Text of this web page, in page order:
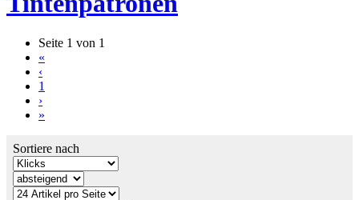
Seite 1 von 1
«
‹
1
›
»
Sortiere nach